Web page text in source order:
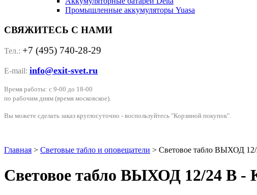
Промышленные аккумуляторы Yuasa
СВЯЖИТЕСЬ С НАМИ
Тел.: +7 (495) 740-28-29
E-mail: info@exit-svet.ru
Время работы: с 9-00 до 18-00
по рабочим дням (время московское).
Вы можете сделать заказ круглосуточно - воспользуйтесь "Корзиной покупок".
Главная > Световые табло и оповещатели > Световое табло ВЫХОД
Световое табло ВЫХОД 12/24